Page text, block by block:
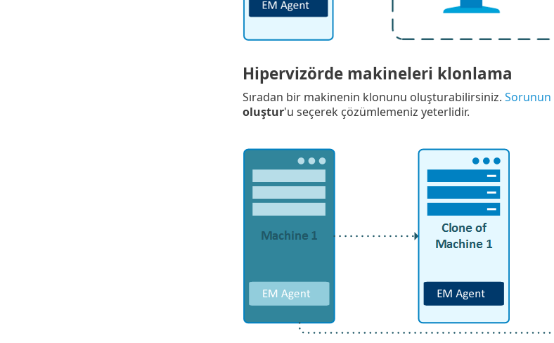
Hipervizörde makineleri klonlama
Sıradan bir makinenin klonunu oluşturabilirsiniz. Sorunun
oluştur'u seçerek çözümlemeniz yeterlidir.